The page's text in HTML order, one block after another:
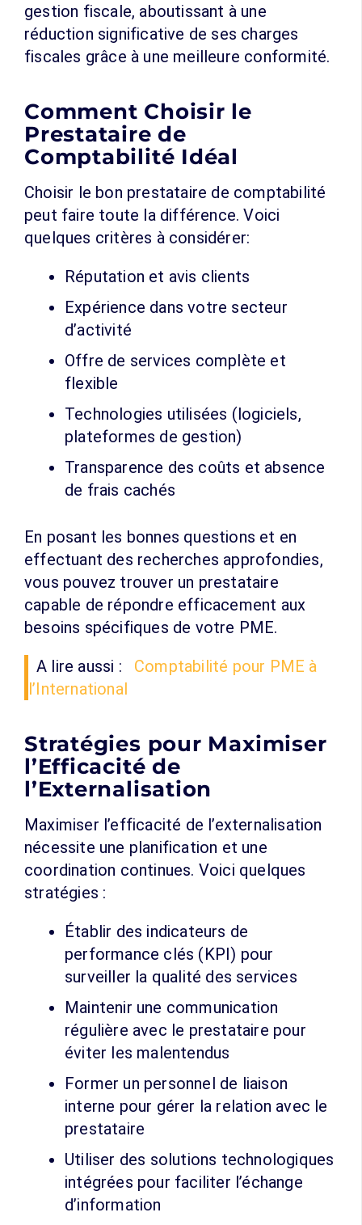
gestion fiscale, aboutissant à une
réduction significative de ses charges
fiscales grâce à une meilleure conformité.
Comment Choisir le
Prestataire de
Comptabilité Idéal
Choisir le bon prestataire de comptabilité
peut faire toute la différence. Voici
quelques critères à considérer:
Réputation et avis clients
Expérience dans votre secteur
d’activité
Offre de services complète et
flexible
Technologies utilisées (logiciels,
plateformes de gestion)
Transparence des coûts et absence
de frais cachés
En posant les bonnes questions et en
effectuant des recherches approfondies,
vous pouvez trouver un prestataire
capable de répondre efficacement aux
besoins spécifiques de votre PME.
A lire aussi :
Comptabilité pour PME à
l’International
Stratégies pour Maximiser
l’Efficacité de
l’Externalisation
Maximiser l’efficacité de l’externalisation
nécessite une planification et une
coordination continues. Voici quelques
stratégies :
Établir des indicateurs de
performance clés (KPI) pour
surveiller la qualité des services
Maintenir une communication
régulière avec le prestataire pour
éviter les malentendus
Former un personnel de liaison
interne pour gérer la relation avec le
prestataire
Utiliser des solutions technologiques
intégrées pour faciliter l’échange
d’information